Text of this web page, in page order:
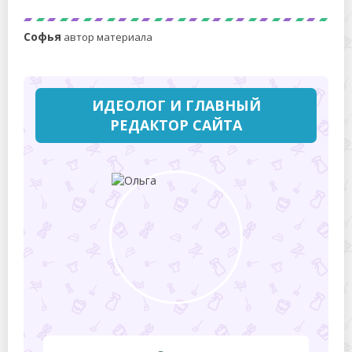
Софья автор материала
ИДЕОЛОГ И ГЛАВНЫЙ
РЕДАКТОР САЙТА